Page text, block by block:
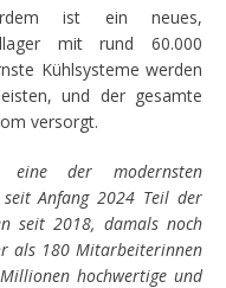
ist ein neues,
mit rund 60.000
Kühlsysteme werden
und der gesamte
versorgt.
der modernsten
Anfang 2024 Teil der
seit 2018, damals noch
als 180 Mitarbeiterinnen
hochwertige und